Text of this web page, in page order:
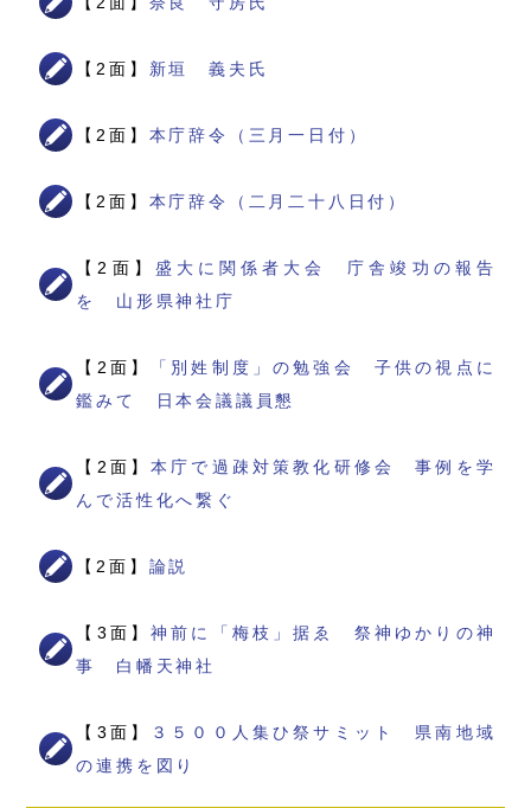
【2面】 新垣 義夫氏
【2面】 本庁辞令（三月一日付）
【2面】 本庁辞令（二月二十八日付）
【2面】 盛大に関係者大会 庁舎竣功の報告
を 山形県神社庁
【2面】
「別姓制度」の勉強会 子供の視点に
鑑みて 日本会議議員懇
【2面】本庁で過疎対策教化研修会 事例を学
んで活性化へ繋ぐ
【2面】 論説
【3面】神前に「梅枝」据ゑ 祭神ゆかりの神
事 白幡天神社
【3面】
３５００人集ひ祭サミット 県南地域
の連携を図り